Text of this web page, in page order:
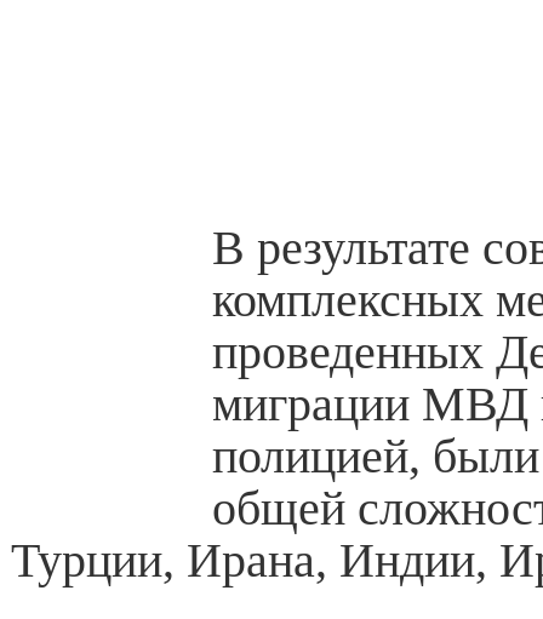
В результате
комплексных
проведенных
миграции МВД
полицией,
общей
Турции, Ирана, Индии,